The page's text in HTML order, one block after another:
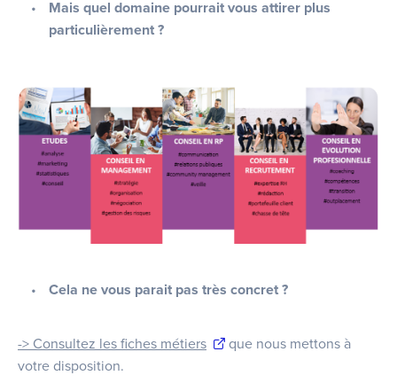
Mais quel domaine pourrait vous attirer plus
particulièrement ?
Cela ne vous parait pas très concret ?
-> Consultez les fiches métiers
que nous mettons à
votre disposition.